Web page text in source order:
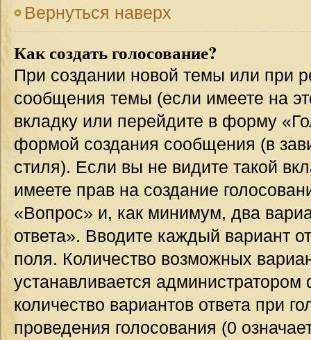
Вернуться наверх
Как создать голосование?
При создании новой темы или при
сообщения темы (если имеете на
вкладку или перейдите в форму
формой создания сообщения (в
стиля). Если вы не видите такой
имеете прав на создание
«Вопрос» и, как минимум, два
ответа». Вводите каждый вариант
поля. Количество возможных
устанавливается
количество вариантов ответа при
проведения голосования (0